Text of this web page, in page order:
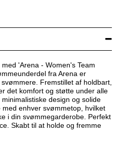
'Arena - Women's Team
fra Arena er
Fremstillet af holdbart,
det komfort og støtte under alle
design og solide
enhver svømmetop, hvilket
i din svømmegarderobe. Perfekt
Skabt til at holde og fremme